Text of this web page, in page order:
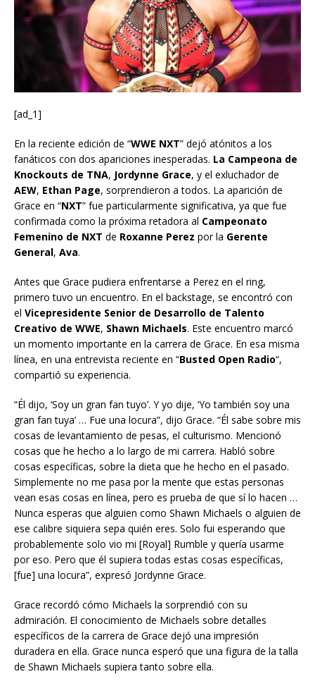
[ad_1]
En la reciente edición de “WWE NXT” dejó atónitos a los
fanáticos con dos apariciones inesperadas. La Campeona de
Knockouts de TNA, Jordynne Grace, y el exluchador de
AEW, Ethan Page, sorprendieron a todos. La aparición de
Grace en “NXT” fue particularmente significativa, ya que fue
confirmada como la próxima retadora al Campeonato
Femenino de NXT de Roxanne Perez por la Gerente
General, Ava.
Antes que Grace pudiera enfrentarse a Perez en el ring,
primero tuvo un encuentro. En el backstage, se encontró con
el Vicepresidente Senior de Desarrollo de Talento
Creativo de WWE, Shawn Michaels. Este encuentro marcó
un momento importante en la carrera de Grace. En esa misma
línea, en una entrevista reciente en “Busted Open Radio“,
compartió su experiencia.
“Él dijo, ‘Soy un gran fan tuyo’. Y yo dije, ‘Yo también soy una
gran fan tuya’ … Fue una locura”, dijo Grace. “Él sabe sobre mis
cosas de levantamiento de pesas, el culturismo. Mencionó
cosas que he hecho a lo largo de mi carrera. Habló sobre
cosas específicas, sobre la dieta que he hecho en el pasado.
Simplemente no me pasa por la mente que estas personas
vean esas cosas en línea, pero es prueba de que sí lo hacen …
Nunca esperas que alguien como Shawn Michaels o alguien de
ese calibre siquiera sepa quién eres. Solo fui esperando que
probablemente solo vio mi [Royal] Rumble y quería usarme
por eso. Pero que él supiera todas estas cosas específicas,
[fue] una locura”, expresó Jordynne Grace.
Grace recordó cómo Michaels la sorprendió con su
admiración. El conocimiento de Michaels sobre detalles
específicos de la carrera de Grace dejó una impresión
duradera en ella. Grace nunca esperó que una figura de la talla
de Shawn Michaels supiera tanto sobre ella.